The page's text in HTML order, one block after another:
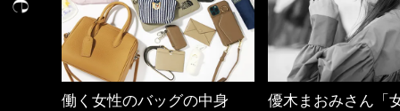
働く女性のバッグの中身
優木まおみさん「